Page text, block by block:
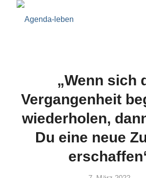
„Wenn sich
Vergangenheit
wiederholen,
Du eine neue